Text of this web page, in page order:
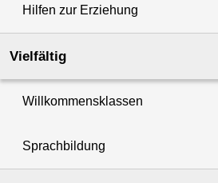
Hilfen zur Erziehung
Vielfältig
Willkommensklassen
Sprachbildung